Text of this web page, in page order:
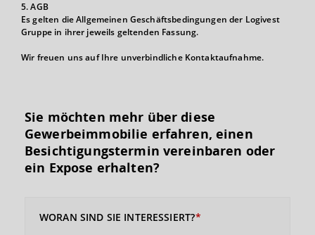
5. AGB
Es gelten die Allgemeinen Geschäftsbedingungen der Logivest
Gruppe in ihrer jeweils geltenden Fassung.
Wir freuen uns auf Ihre unverbindliche Kontaktaufnahme.
Sie möchten mehr über diese
Gewerbeimmobilie erfahren, einen
Besichtigungs­termin vereinbaren oder
ein Expose erhalten?
WORAN SIND SIE INTERESSIERT?